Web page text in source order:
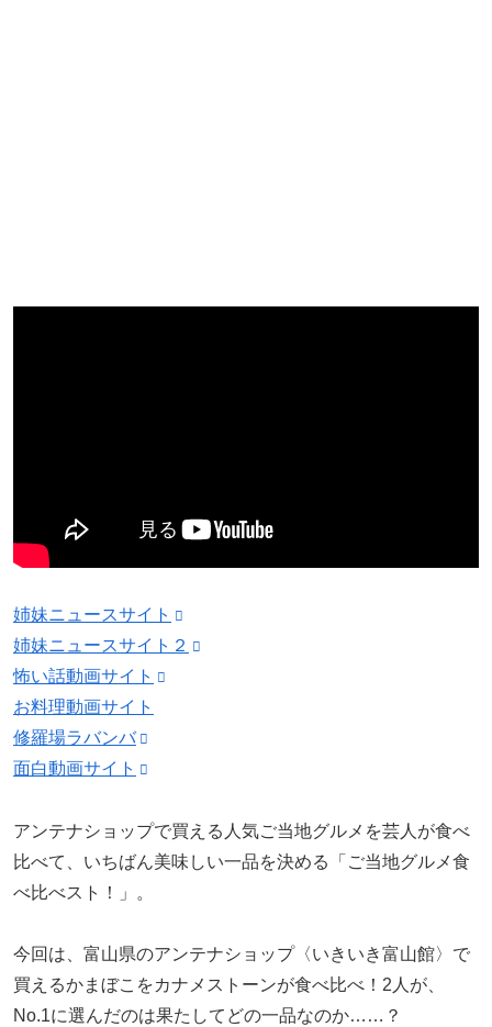
姉妹ニュースサイト
姉妹ニュースサイト２
怖い話動画サイト
お料理動画サイト
修羅場ラバンバ
面白動画サイト
アンテナショップで買える人気ご当地グルメを芸人が食べ
比べて、いちばん美味しい一品を決める「ご当地グルメ食
べ比べスト！」。
今回は、富山県のアンテナショップ〈いきいき富山館〉で
買えるかまぼこをカナメストーンが食べ比べ！2人が、
No.1に選んだのは果たしてどの一品なのか……？